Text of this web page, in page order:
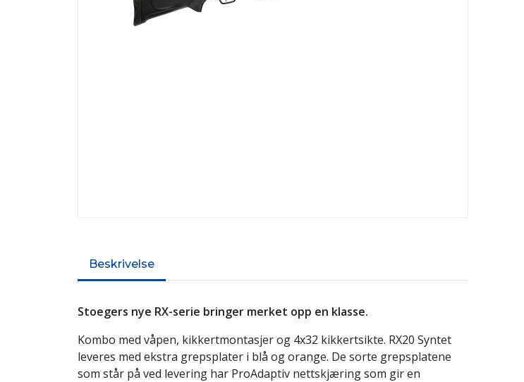
Beskrivelse
Stoegers nye RX-serie bringer merket opp en klasse.
Kombo med våpen, kikkertmontasjer og 4x32 kikkertsikte. RX20 Syntet
leveres med ekstra grepsplater i blå og orange. De sorte grepsplatene
som står på ved levering har ProAdaptiv nettskjæring som gir en